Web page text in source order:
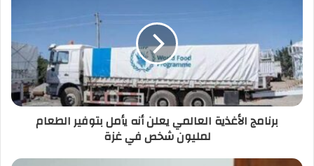
إ
ل
ك
ت
ر
برنامج الأغذية العالمي يعلن أنه يأمل بتوفير الطعام
لمليون شخص في غزة